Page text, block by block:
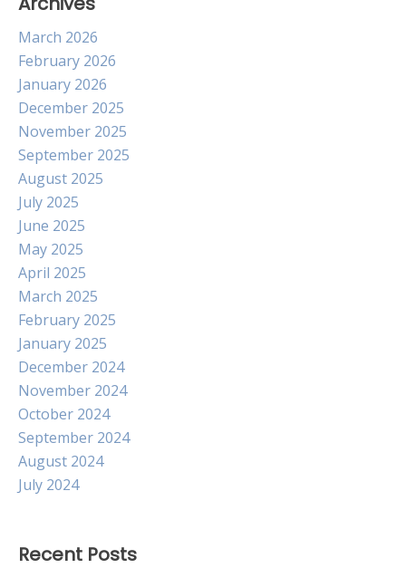
March 2026
February 2026
January 2026
December 2025
November 2025
September 2025
August 2025
July 2025
June 2025
May 2025
April 2025
March 2025
February 2025
January 2025
December 2024
November 2024
October 2024
September 2024
August 2024
July 2024
Recent Posts